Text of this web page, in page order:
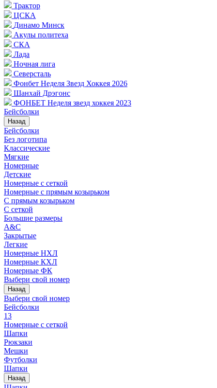
Трактор
ЦСКА
Динамо Минск
Акулы политеха
СКА
Лада
Ночная лига
Северсталь
Фонбет Неделя Звезд Хоккея 2026
Шанхай Дрэгонс
ФОНБЕТ Неделя звезд хоккея 2023
Бейсболки
Назад
Бейсболки
Без логотипа
Классические
Мягкие
Номерные
Детские
Номерные с сеткой
Номерные с прямым козырьком
С прямым козырьком
С сеткой
Большие размеры
A&C
Закрытые
Легкие
Номерные НХЛ
Номерные КХЛ
Номерные ФК
Выбери свой номер
Назад
Выбери свой номер
Бейсболки
13
Номерные с сеткой
Шапки
Рюкзаки
Мешки
Футболки
Шапки
Назад